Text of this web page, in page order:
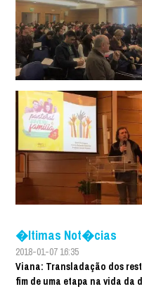
�ltimas Not�cias
2018-01-07 16:35
Viana: Transladação dos
fim de uma etapa na vida da